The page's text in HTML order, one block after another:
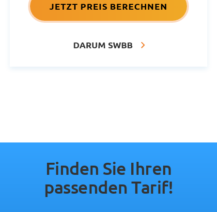
JETZT PREIS BERECHNEN
DARUM SWBB
Finden Sie Ihren
passenden Tarif!